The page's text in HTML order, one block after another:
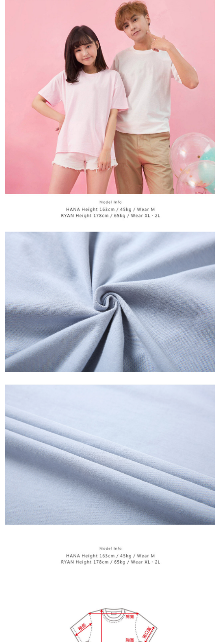
Pembayaran ansuran melalui OP Pay Later akan dibilkan secara
berasingan dan tidak termasuk dalam bil telekom anda. SMS peringatan
pembayaran akan dihantar selepas kitaran bil bulanan.
Selepas mengakses bil melalui pautan dalam SMS, anda boleh
menyelesaikan pembayaran anda melalui salah satu saluran berikut: kod
bar kedai serbaneka, kedai runcit Taiwan Mobile, pemindahan bank,
JKOPay, atau iPASS MONEY.
[Nota Penting]
Perkhidmatan ini disediakan oleh Taiwan Mobile Co., Ltd. (“Syarikat”),
yang membolehkan pelanggan membeli barangan atau perkhidmatan
melalui perkhidmatan ini pada masa transaksi. Hasil daripada pembelian
atau pembayaran ansuran akan dipindahkan oleh peniaga kepada
Syarikat, dan pelanggan hendaklah membuat pembayaran mengikut
perjanjian menggunakan sistem bil Syarikat.
Untuk memenuhi hubungan kontrak yang terjalin melalui persetujuan
penggunaan OP Pay Later, peniaga akan memberikan maklumat peribadi
anda (termasuk nama, nombor telefon, atau alamat) kepada Syarikat bagi
diperlukan untuk pengebilan ansuran, termasuk pengesahan,
pengesahan semula dan pembetulan.
Untuk terma perkhidmatan penuh, sila rujuk pautan berikut:
" target="_blank" class="link revert-
style">https://oppay.tw/userRule
【Panduan Penggunaan Pembayaran Ansuran Gogo】
1. Perkhidmatan ini disediakan oleh Taiwan Mobile, pengguna telefon
mudah alih boleh segera menggunakan tanpa perlu memohon lagi.
(Hanya untuk nombor langganan peribadi, tidak terbuka untuk syarikat
dan kad prabayar)
2. Pilihan kaedah pembayaran "Pembayaran Ansuran Gogo", selepas
pesanan ditubuhkan, akan secara automatik dialihkan ke proses
transaksi Gogo, selepas pengesahan nombor telefon, pilih bilangan
ansuran yang diingini, tarikh akhir pembayaran, dan setelah
mengesahkan pembayaran, transaksi akan selesai.
akan dibatalkan secara automatik. Jika terdapat situasi "pindah untuk
semakan khusus" yang tidak lulus, ini menunjukkan bahawa sistem
penilaian tidak mencukupi, tiada penjelasan mengenai kandungan
penilaian boleh diberikan.
【Penerangan Kaedah Pembayaran】
1. Pembayaran ansuran tidak digabungkan dalam bil telekomunikasi,
"Pembayaran Ansuran Gogo" akan menghantar SMS peringatan
pembayaran selepas tarikh penyelesaian bulanan.
2. Melalui pautan SMS untuk membuka bil, anda boleh memilih untuk
membayar melalui "Kod bar kedai serbaneka / Kedai rasmi Taiwan
Mobile / Pemindahan bank / Pembayaran J街口 / iPASS MONEY" dan
saluran lain.
1. Perkhidmatan ini disediakan oleh "Taiwan Mobile Co., Ltd." untuk
membolehkan pengguna membeli produk atau perkhidmatan melalui
perkhidmatan ini semasa transaksi, dan kedai akan menyerahkan hak
anda (termasuk nama, telefon atau alamat) kepada Taiwan Mobile untuk
pengumpulan, pemprosesan dan penggunaan, untuk pengesahan,
semakan dan pembetulan data yang diperlukan untuk bil ansuran oleh
Tempoh pembayaran dikira dari masa kedai meminta pembayaran anda,
ditambah dengan bilangan hari yang boleh dilanjutkan oleh AFTEE. Anda
boleh melanjutkan tempoh pembayaran anda sebelum anda menerima
pesanan. Walau bagaimanapun, tiada jaminan bahawa anda boleh
menerima pesanan anda semasa tempoh pembayaran (cth.: produk
prapesanan atau produk yang mungkin mengambil masa yang lebih
lama untuk dihantar). Oleh itu, anda dikehendaki membuat pembayaran
kepada AFTEE dalam tempoh sama ada anda menerima pesanan.
Kedua, Sekatan Pembayaran
1. Jumlah yang diperakui untuk pengguna kali pertama boleh sehingga
NT$10,000. Amaun diperakui sebenar yang diluluskan akan berdasarkan
keputusan pensijilan dan semakan oleh AFTEE.
2. Amaun perbelanjaan minimum mestilah lebih besar daripada NT$20.
3. Pada masa ini hanya tersedia untuk ahli Taiwan.
Ketiga, Syarat Perkhidmatan
Perkhidmatan AFTEE Beli Sekarang Bayar Kemudian disediakan oleh NP
Taiwan, Inc. dan AFTEE akan membuat bil kepada pengguna. AFTEE
akan menggunakan data peribadi yang dikumpul (termasuk nama
penggunaan perkhidmatan. Sila rujuk kepada "Penyata Pengumpulan
Data Peribadi, Pemprosesan, Penggunaan"
Jumlah yang diperakui untuk pengguna kali pertama yang lulus
kelulusan boleh sehingga NT$10,000. Jika pengguna tidak membuat
pembayaran dalam tempoh tersebut, yuran pembayaran lewat sebanyak
20% setahun akan dikenakan. Pengguna bawah umur dikehendaki
mendapatkan kebenaran daripada ibu bapa atau penjaga yang sah
untuk menggunakan AFTEE.
Sila hubungi NP Taiwan Inc. dics_tw@netprotections.co.jpjika anda
mempunyai sebarang kebimbangan mengenai pemprosesan dan
penggunaan pada data peribadi. Jika anda tidak bersetuju dengan data
peribadi yang disenaraikan seperti di atas akan dikumpul dan digunakan
oleh AFTEE, sila jangan gunakan perkhidmatan ini.
NT$60/pesanan | Penghantaran percuma untuk pesanan
NT$899 atau lebih
NT$65/pesanan | Penghantaran percuma untuk pesanan
NT$899 atau lebih